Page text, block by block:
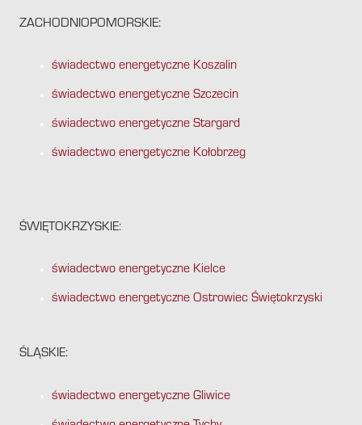
ZACHODNIOPOMORSKIE:
świadectwo energetyczne Koszalin
świadectwo energetyczne Szczecin
świadectwo energetyczne Stargard
świadectwo energetyczne Kołobrzeg
ŚWIĘTOKRZYSKIE:
świadectwo energetyczne Kielce
świadectwo energetyczne Ostrowiec Świętokrzyski
ŚLĄSKIE:
świadectwo energetyczne Gliwice